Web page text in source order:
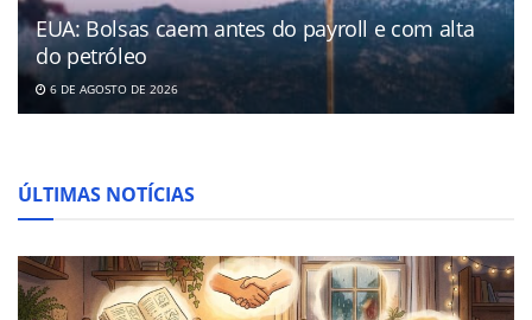
EUA: Bolsas caem antes do payroll e com alta
do petróleo
6 DE AGOSTO DE 2026
ÚLTIMAS NOTÍCIAS